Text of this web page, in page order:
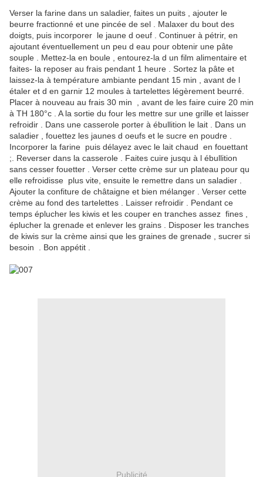
Verser la farine dans un saladier, faites un puits , ajouter le
beurre fractionné et une pincée de sel . Malaxer du bout des
doigts, puis incorporer le jaune d oeuf . Continuer à pétrir, en
ajoutant éventuellement un peu d eau pour obtenir une pâte
souple . Mettez-la en boule , entourez-la d un film alimentaire et
faites- la reposer au frais pendant 1 heure . Sortez la pâte et
laissez-la à température ambiante pendant 15 min , avant de l
étaler et d en garnir 12 moules à tartelettes légèrement beurré.
Placer à nouveau au frais 30 min , avant de les faire cuire 20 min
à TH 180°c . A la sortie du four les mettre sur une grille et laisser
refroidir . Dans une casserole porter à ébullition le lait . Dans un
saladier , fouettez les jaunes d oeufs et le sucre en poudre .
Incorporer la farine puis délayez avec le lait chaud en fouettant
;. Reverser dans la casserole . Faites cuire jusqu à l ébullition
sans cesser fouetter . Verser cette crème sur un plateau pour qu
elle refroidisse plus vite, ensuite le remettre dans un saladier .
Ajouter la confiture de châtaigne et bien mélanger . Verser cette
crème au fond des tartelettes . Laisser refroidir . Pendant ce
temps éplucher les kiwis et les couper en tranches assez fines ,
éplucher la grenade et enlever les grains . Disposer les tranches
de kiwis sur la crème ainsi que les graines de grenade , sucrer si
besoin . Bon appétit .
Publicité